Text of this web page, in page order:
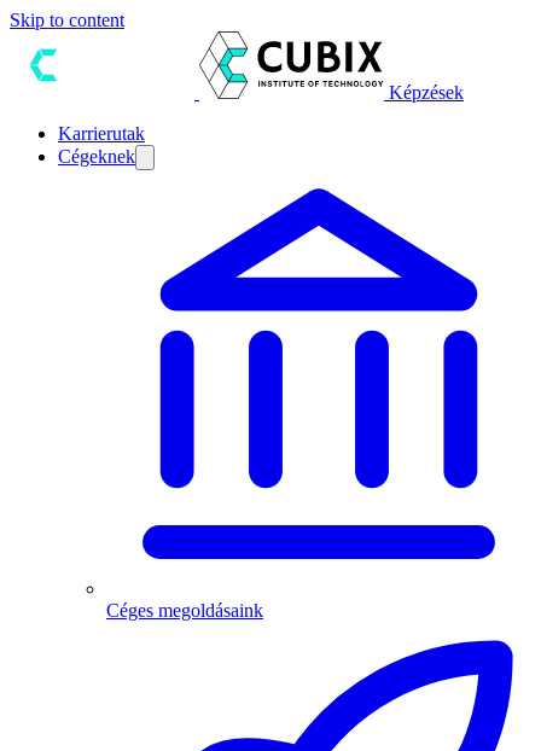
Skip to content
Képzések
Karrierutak
Cégeknek
Céges megoldásaink